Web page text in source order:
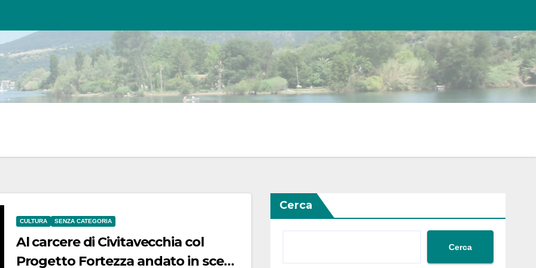
CULTURA SENZA CATEGORIA
Al carcere di Civitavecchia col
Progetto Fortezza andato in scena
Cerca
Cerca